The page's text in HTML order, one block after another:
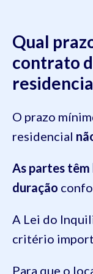
Qual
contrato
O prazo
residencial
As partes
duração
A Lei do
critério
Para que o